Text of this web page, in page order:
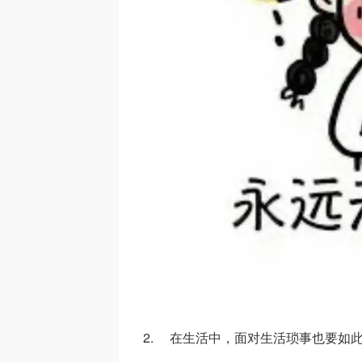
2. 在生活中，面对生活琐事也要如